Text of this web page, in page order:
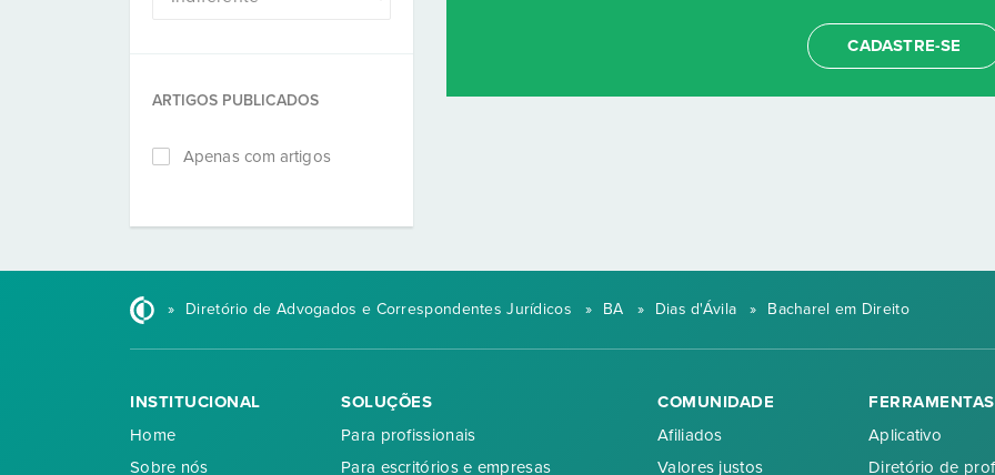
ARTIGOS PUBLICADOS
Apenas com artigos
CADASTRE-SE
» Diretório de Advogados e Correspondentes Jurídicos » BA » Dias d'Ávila » Bacharel em Direito
INSTITUCIONAL
Home
Sobre nós
SOLUÇÕES
Para profissionais
Para escritórios e empresas
COMUNIDADE
Afiliados
Valores justos
FERRAMENTAS
Aplicativo
Diretório de